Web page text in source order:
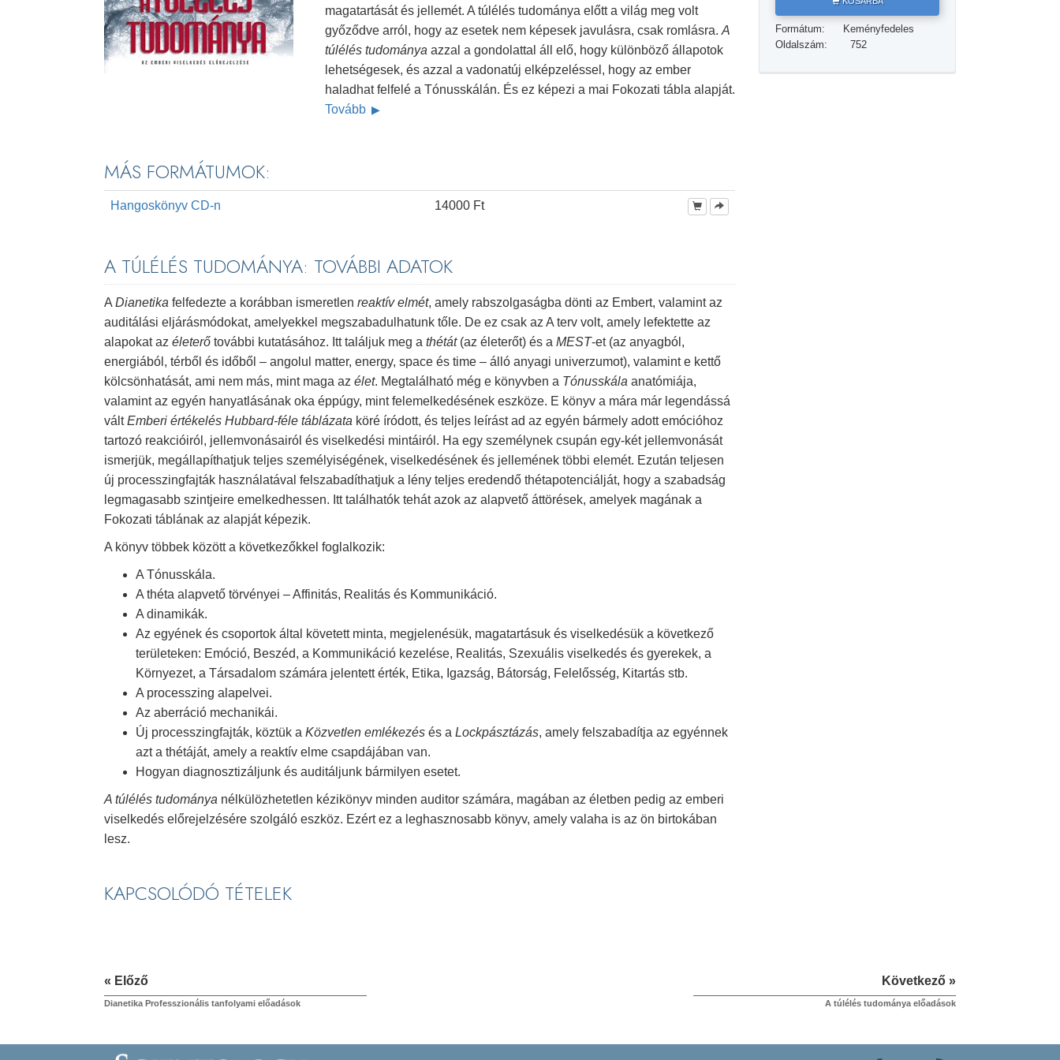
Megoldások a drogokra
Gyerekek
magatartását és jellemét. A túlélés tudománya előtt a világ meg volt
győződve arról, hogy az esetek nem képesek javulásra, csak romlásra. A
túlélés tudománya azzal a gondolattal áll elő, hogy különböző állapotok
lehetségesek, és azzal a vadonatúj elképzeléssel, hogy az ember
haladhat felfelé a Tónusskálán. És ez képezi a mai Fokozati tábla alapját.
Tovább
Formátum:
Keményfedeles
Oldalszám:
752
MÁS FORMÁTUMOK:
Hangoskönyv CD-n 14000 Ft
A TÚLÉLÉS TUDOMÁNYA: TOVÁBBI ADATOK
A Dianetika felfedezte a korábban ismeretlen reaktív elmét, amely rabszolgaságba dönti az Embert, valamint az
auditálási eljárásmódokat, amelyekkel megszabadulhatunk tőle. De ez csak az A terv volt, amely lefektette az
alapokat az életerő további kutatásához. Itt találjuk meg a thétát(az életerőt) és a MEST-et (az anyagból,
energiából, térből és időből – angolul matter, energy, space és time – álló anyagi univerzumot), valamint e kettő
kölcsönhatását, ami nem más, mint maga az élet. Megtalálható még e könyvben a Tónusskála anatómiája,
valamint az egyén hanyatlásának oka éppúgy, mint felemelkedésének eszköze. E könyv a mára már legendássá
váltEmberi értékelés Hubbard-féle táblázata köré íródott, és teljes leírást ad az egyén bármely adott emócióhoz
tartozó reakcióiról, jellemvonásairól és viselkedési mintáiról. Ha egy személynek csupán egy-két jellemvonását
ismerjük, megállapíthatjuk teljes személyiségének, viselkedésének és jellemének többi elemét. Ezután teljesen
új processzingfajták használatával felszabadíthatjuk a lény teljes eredendő thétapotenciálját, hogy a szabadság
legmagasabb szintjeire emelkedhessen. Itt találhatók tehát azok az alapvető áttörések, amelyek magának a
Fokozati táblának az alapját képezik.
A könyv többek között a következőkkel foglalkozik:
A Tónusskála.
A théta alapvető törvényei – Affinitás, Realitás és Kommunikáció.
A dinamikák.
Az egyének és csoportok által követett minta, megjelenésük, magatartásuk és viselkedésük a következő
területeken: Emóció, Beszéd, a Kommunikáció kezelése, Realitás, Szexuális viselkedés és gyerekek, a
Környezet, a Társadalom számára jelentett érték, Etika, Igazság, Bátorság, Felelősség, Kitartás stb.
A processzing alapelvei.
Az aberráció mechanikái.
Új processzingfajták, köztük a Közvetlen emlékezés és a Lockpásztázás, amely felszabadítja az egyénnek
azt a thétáját, amely a reaktív elme csapdájában van.
Hogyan diagnosztizáljunk és auditáljunk bármilyen esetet.
A túlélés tudománya nélkülözhetetlen kézikönyv minden auditor számára, magában az életben pedig az emberi
viselkedés előrejelzésére szolgáló eszköz. Ezért ez a leghasznosabb könyv, amely valaha is az ön birtokában
lesz.
KAPCSOLÓDÓ TÉTELEK
« Előző
Dianetika Professzionális tanfolyami előadások
Következő »
A túlélés tudománya előadások